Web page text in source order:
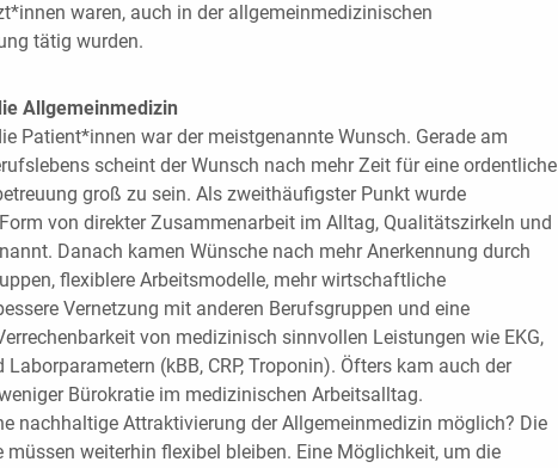
waren, auch in der allgemeinmedizinischen
tätig wurden.
Allgemeinmedizin
Patient*innen war der meistgenannte Wunsch. Gerade am
scheint der Wunsch nach mehr Zeit für eine ordentliche
groß zu sein. Als zweithäufigster Punkt wurde
von direkter Zusammenarbeit im Alltag, Qualitätszirkeln und
Danach kamen Wünsche nach mehr Anerkennung durch
flexiblere Arbeitsmodelle, mehr wirtschaftliche
Vernetzung mit anderen Berufsgruppen und eine
von medizinisch sinnvollen Leistungen wie EKG,
Laborparametern (kBB, CRP, Troponin). Öfters kam auch der
Bürokratie im medizinischen Arbeitsalltag.
nachhaltige Attraktivierung der Allgemeinmedizin möglich? Die
müssen weiterhin flexibel bleiben. Eine Möglichkeit, um die